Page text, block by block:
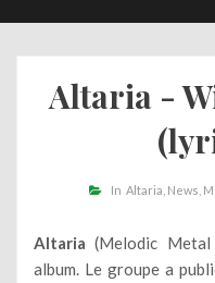
Altaria -
In Altaria News
Altaria (Melodic
album. Le groupe a